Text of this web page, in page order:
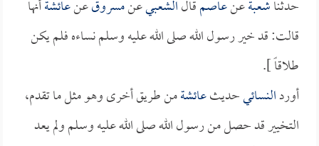
حدثناشعبةعنعاصمقالالشعبيعنمسروقعنعائشةأنها
قالت: قد خير رسول الله صلى الله عليه وسلم نساءه فلم يكن
طلاقاً ].
أوردالنسائيحديثعائشةمن طريق أخرى وهو مثل ما تقدم،
التخيير قد حصل من رسول الله صلى الله عليه وسلم ولم يعد